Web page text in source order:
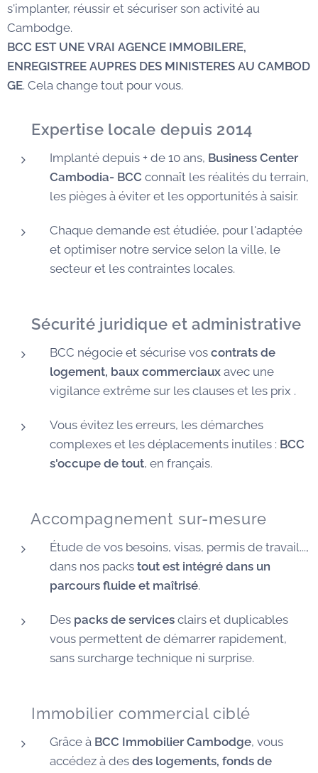
s'implanter, réussir et sécuriser son activité au
Cambodge.
BCC EST UNE VRAI AGENCE IMMOBILERE,
ENREGISTREE AUPRES DES MINISTERES AU CAMBOD
GE. Cela change tout pour vous.
Expertise locale depuis 2014
Implanté depuis + de 10 ans, Business Center
Cambodia- BCC connaît les réalités du terrain,
les pièges à éviter et les opportunités à saisir.
Chaque demande est étudiée, pour l'adaptée
et optimiser notre service selon la ville, le
secteur et les contraintes locales.
🛡️Sécurité juridique et administrative
BCC négocie et sécurise vos contrats de
logement, baux commerciaux avec une
vigilance extrême sur les clauses et les prix .
Vous évitez les erreurs, les démarches
complexes et les déplacements inutiles : BCC
s'occupe de tout, en français.
🧭 Accompagnement sur-mesure
Étude de vos besoins, visas, permis de travail...,
dans nos packs tout est intégré dans un
parcours fluide et maîtrisé.
Des packs de services clairs et duplicables
vous permettent de démarrer rapidement,
sans surcharge technique ni surprise.
🏠 Immobilier commercial ciblé
Grâce à BCC Immobilier Cambodge, vous
accédez à des des logements, fonds de